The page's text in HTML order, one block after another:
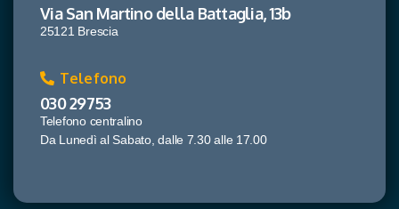
Via San Martino della Battaglia, 13b
25121 Brescia
Telefono
030 29753
Telefono centralino
Da Lunedì al Sabato, dalle 7.30 alle 17.00